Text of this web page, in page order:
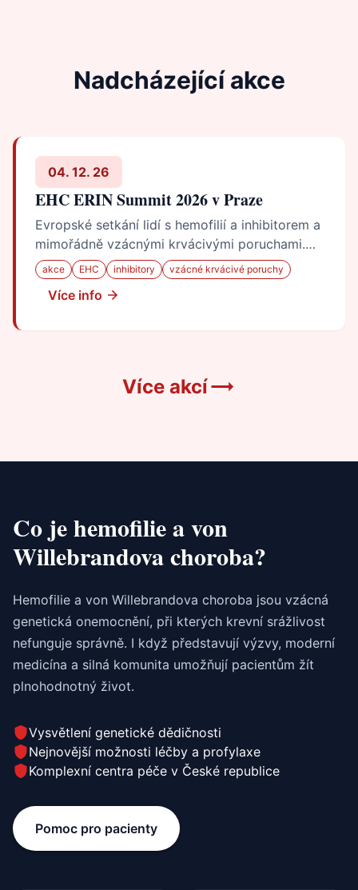
Nadcházející akce
04. 12. 26
EHC ERIN Summit 2026 v Praze
Evropské setkání lidí s hemofilií a inhibitorem a
mimořádně vzácnými krvácivými poruchami.
Praha, 4.–6. prosince 2026.
akce EHC inhibitory vzácné krvácivé poruchy
Více info
Více akcí
Co je hemofilie a von
Willebrandova choroba?
Hemofilie a von Willebrandova choroba jsou vzácná
genetická onemocnění, při kterých krevní srážlivost
nefunguje správně. I když představují výzvy, moderní
medicína a silná komunita umožňují pacientům žít
plnohodnotný život.
Vysvětlení genetické dědičnosti
Nejnovější možnosti léčby a profylaxe
Komplexní centra péče v České republice
Pomoc pro pacienty